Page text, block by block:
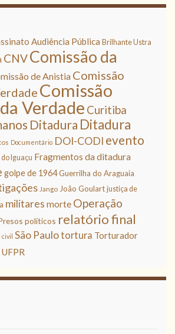
Audiência Pública Brilhante Ustra
CNVComissão da
de Anistia Comissão
Comissão
Verdade Curitiba
Ditadura Ditadura
Documentário DOI-CODI evento
do Iguaçu Fragmentos da ditadura
golpe de 1964Guerrilha do Araguaia
Jango João Goulart justiça de
militares morte Operação
políticos relatório final
civil São Paulotortura Torturador
UFPR